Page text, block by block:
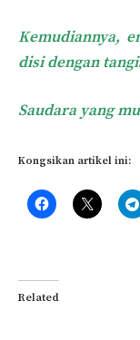
Kemudiannya,
disi dengan
Saudara yang
Kongsikan artikel ini:
Related